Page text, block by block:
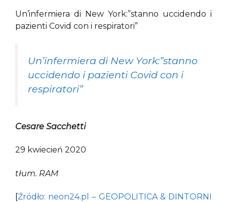
Un’infermiera di New York:”stanno uccidendo i
pazienti Covid con i respiratori”
Un’infermiera di New York:”stanno
uccidendo i pazienti Covid con i
respiratori”
Cesare Sacchetti
29 kwiecień 2020
tłum. RAM
[Źródło: neon24.pl – GEOPOLITICA & DINTORNI